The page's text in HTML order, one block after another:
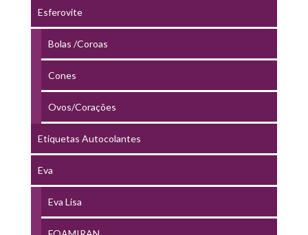
Esferovite
Bolas /Coroas
Cones
Ovos/Corações
Etiquetas Autocolantes
Eva
Eva Lisa